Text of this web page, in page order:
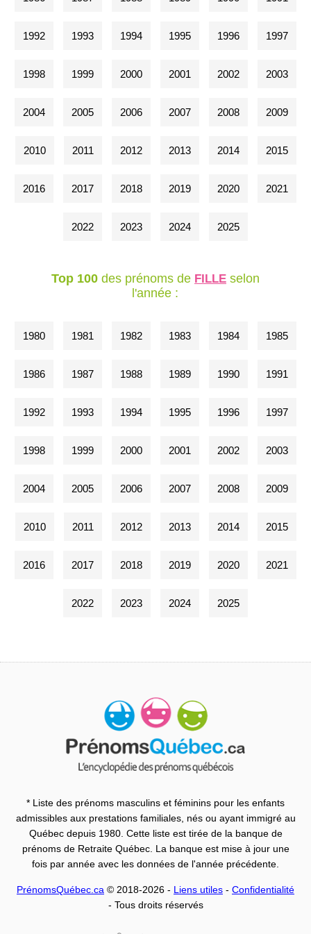
1992 1993 1994 1995 1996 1997
1998 1999 2000 2001 2002 2003
2004 2005 2006 2007 2008 2009
2010 2011 2012 2013 2014 2015
2016 2017 2018 2019 2020 2021
2022 2023 2024 2025
Top 100des prénoms de FILLEselon
l'année :
1980 1981 1982 1983 1984 1985
1986 1987 1988 1989 1990 1991
1992 1993 1994 1995 1996 1997
1998 1999 2000 2001 2002 2003
2004 2005 2006 2007 2008 2009
2010 2011 2012 2013 2014 2015
2016 2017 2018 2019 2020 2021
2022 2023 2024 2025
* Liste des prénoms masculins et féminins pour les enfants
admissibles aux prestations familiales, nés ou ayant immigré au
Québec depuis 1980. Cette liste est tirée de la banque de
prénoms de Retraite Québec. La banque est mise à jour une
fois par année avec les données de l'année précédente.
PrénomsQuébec.ca © 2018-2026 - Liens utiles - Confidentialité
- Tous droits réservés